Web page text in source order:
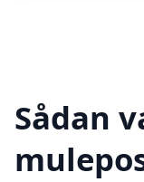
Sådan